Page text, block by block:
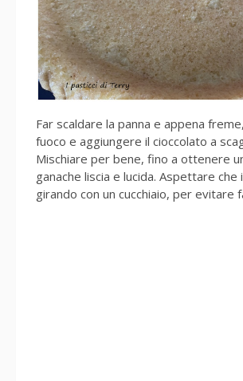
Far scaldare la panna e appena
fuoco e aggiungere il cioccolato a
Mischiare per bene, fino a ottenere
ganache liscia e lucida. Aspettare che
girando con un cucchiaio, per evitare